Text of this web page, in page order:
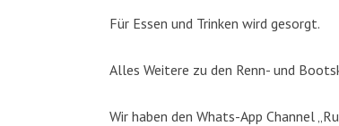
Für Essen und Trinken wird gesorgt.
Alles Weitere zu den Renn- und
Wir haben den Whats-App Channel